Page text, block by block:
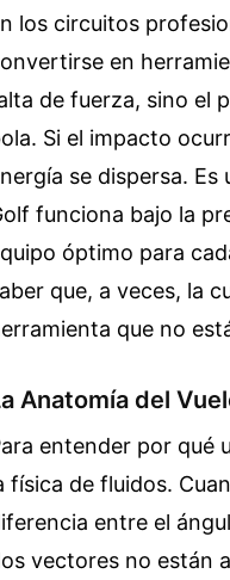
los circuitos
en
de fuerza, sino el
Si el impacto
se dispersa.
funciona bajo la
óptimo para
que, a veces, la
que no
Anatomía del
entender por qué
física de fluidos.
entre el
vectores no están